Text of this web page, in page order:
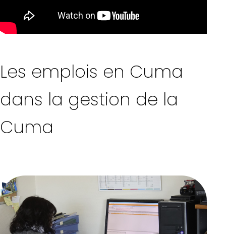
Les emplois en Cuma
dans la gestion de la
Cuma